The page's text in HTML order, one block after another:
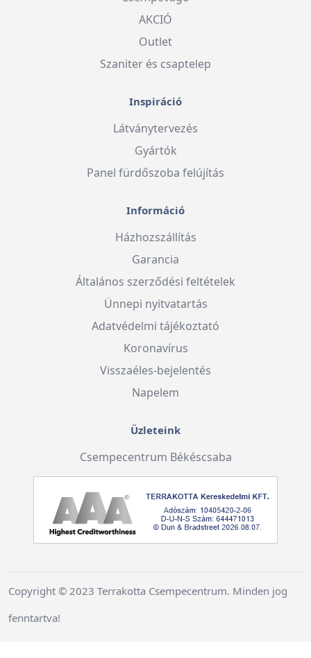
AKCIÓ
Outlet
Szaniter és csaptelep
Inspiráció
Látványtervezés
Gyártók
Panel fürdőszoba felújítás
Információ
Házhozszállítás
Garancia
Általános szerződési feltételek
Ünnepi nyitvatartás
Adatvédelmi tájékoztató
Koronavírus
Visszaéles-bejelentés
Napelem
Üzleteink
Csempecentrum Békéscsaba
Copyright © 2023 Terrakotta Csempecentrum. Minden jog
fenntartva!